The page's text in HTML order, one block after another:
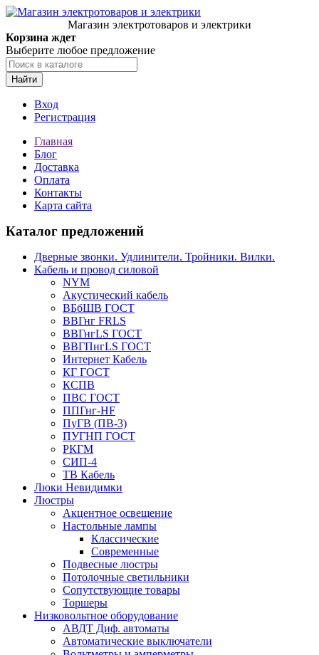
Магазин электротоваров и электрики
Корзина ждет
Выберите любое предложение
Найти
Вход
Регистрация
Главная
Блог
Доставка
Оплата
Контакты
Карта сайта
Каталог предложений
Дверные звонки. Удлинители. Тройники. Вилки.
Кабель и провод силовой
NYM
Акустический кабель
ВБбШВ ГОСТ
ВВГнг FRLS
ВВГнгLS ГОСТ
ВВГПнгLS ГОСТ
Интернет Кабель
КГ ГОСТ
КСПВ
ПВС ГОСТ
ППГнг-HF
ПуГВ (ПВ-3)
ПУГНП ГОСТ
РКГМ
СИП-4
ТВ Кабель
Люки Невидимки
Люстры
Акцентное освещение
Настольные лампы
Классические
Современные
Подвесные люстры
Потолочные светильники
Сопутствующие товары
Торшеры
Низковольтное оборудование
АВДT Диф. автоматы
Автоматические выключатели